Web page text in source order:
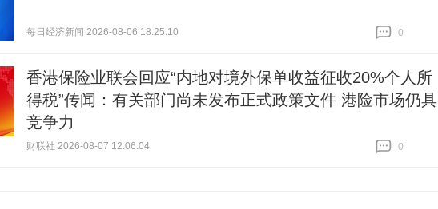
每日经济新闻 2026-08-06 18:25:10
0
香港保险业联会回应“内地对境外保单收益征收20%个人所
得税”传闻：有关部门尚未发布正式政策文件 港险市场仍具
竞争力
财联社 2026-08-07 12:06:04
0